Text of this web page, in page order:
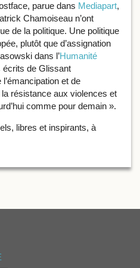
parue dans Mediapart,
Chamoiseau n’ont
de la politique. Une politique
plutôt que d’assignation
dans l’Humanité
écrits de Glissant
et de
la résistance aux violences et
comme pour demain ».
libres et inspirants, à